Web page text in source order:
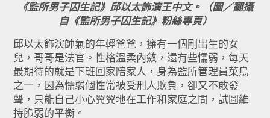
《監所男子囚生記》邱以太飾演王中文。（圖／翻攝
自《監所男子囚生記》粉絲專頁）
邱以太飾演帥氣的年輕爸爸，擁有一個剛出生的女
兒，哥哥是法官。性格溫柔內斂，還有些懦弱，每天
最期待的就是下班回家陪家人，身為監所管理員菜鳥
之一，因為懦弱個性常被受刑人欺負，卻又不敢發
聲，只能自己小心翼翼地在工作和家庭之間，試圖維
持脆弱的平衡。